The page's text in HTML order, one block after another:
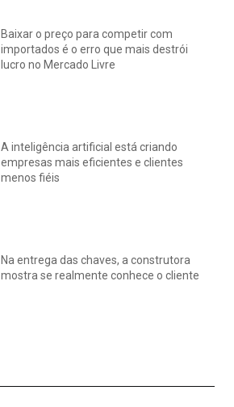
Baixar o preço para competir com
importados é o erro que mais destrói
lucro no Mercado Livre
A inteligência artificial está criando
empresas mais eficientes e clientes
menos fiéis
Na entrega das chaves, a construtora
mostra se realmente conhece o cliente